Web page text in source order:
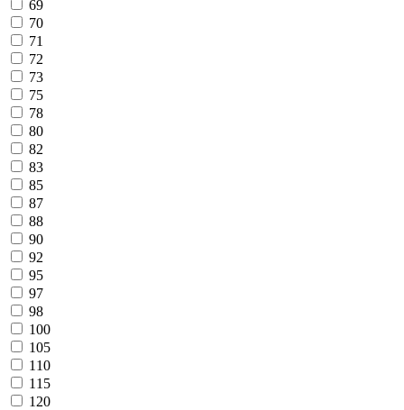
69
70
71
72
73
75
78
80
82
83
85
87
88
90
92
95
97
98
100
105
110
115
120